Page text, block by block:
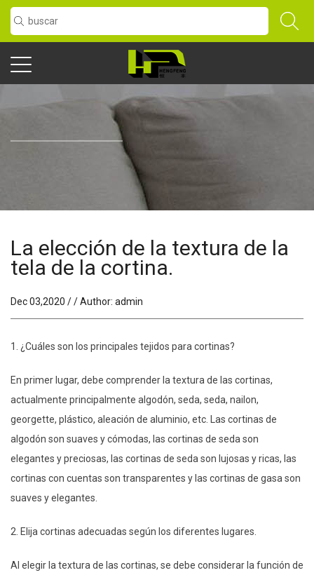
La elección de la textura de la
tela de la cortina.
Dec 03,2020 / / Author: admin
1. ¿Cuáles son los principales tejidos para cortinas?
En primer lugar, debe comprender la textura de las cortinas,
actualmente principalmente algodón, seda, seda, nailon,
georgette, plástico, aleación de aluminio, etc. Las cortinas de
algodón son suaves y cómodas, las cortinas de seda son
elegantes y preciosas, las cortinas de seda son lujosas y ricas, las
cortinas con cuentas son transparentes y las cortinas de gasa son
suaves y elegantes.
2. Elija cortinas adecuadas según los diferentes lugares.
Al elegir la textura de las cortinas, se debe considerar la función de